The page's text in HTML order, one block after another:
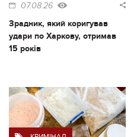
07.08.26
Зрадник, який коригував
удари по Харкову, отримав
15 років